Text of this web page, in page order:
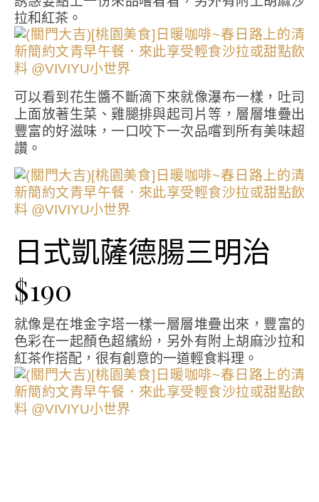
拉和紅茶。
可以看到花生醬不斷滴下來就像瀑布一樣，吐司
上面放著生菜、雞腿排與起司片等，層層堆疊出
豐富的好滋味，一口咬下一次品嚐到所有美味超
讚。
日式凱薩德腸三明治
$190
就像是在堆金字塔一樣一層層堆疊出來，豐富的
色彩在一起顏色超繽紛，另外有附上胡麻沙拉和
紅茶作搭配，很有創意的一道輕食料理。